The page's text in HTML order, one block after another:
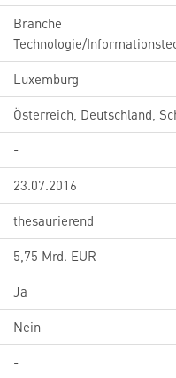
Branche
Technologie/
Luxemburg
Österreich, Deutschland,
-
23.07.2016
thesaurierend
5,75 Mrd. EUR
Ja
Nein
-